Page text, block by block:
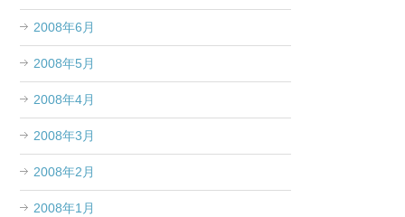
2008年6月
2008年5月
2008年4月
2008年3月
2008年2月
2008年1月